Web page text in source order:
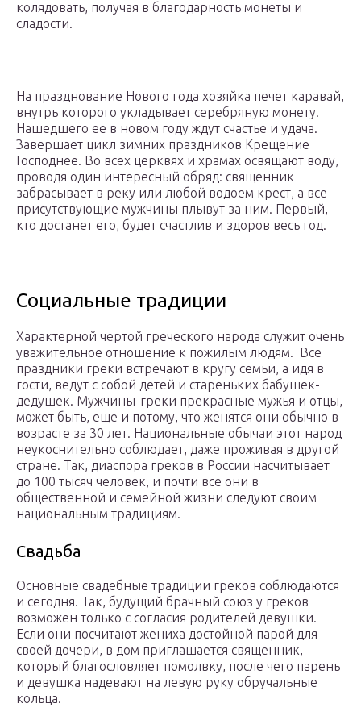
колядовать, получая в благодарность монеты и
сладости.
На празднование Нового года хозяйка печет каравай,
внутрь которого укладывает серебряную монету.
Нашедшего ее в новом году ждут счастье и удача.
Завершает цикл зимних праздников Крещение
Господнее. Во всех церквях и храмах освящают воду,
проводя один интересный обряд: священник
забрасывает в реку или любой водоем крест, а все
присутствующие мужчины плывут за ним. Первый,
кто достанет его, будет счастлив и здоров весь год.
Социальные традиции
Характерной чертой греческого народа служит очень
уважительное отношение к пожилым людям. Все
праздники греки встречают в кругу семьи, а идя в
гости, ведут с собой детей и стареньких бабушек-
дедушек. Мужчины-греки прекрасные мужья и отцы,
может быть, еще и потому, что женятся они обычно в
возрасте за 30 лет. Национальные обычаи этот народ
неукоснительно соблюдает, даже проживая в другой
стране. Так, диаспора греков в России насчитывает
до 100 тысяч человек, и почти все они в
общественной и семейной жизни следуют своим
национальным традициям.
Свадьба
Основные свадебные традиции греков соблюдаются
и сегодня. Так, будущий брачный союз у греков
возможен только с согласия родителей девушки.
Если они посчитают жениха достойной парой для
своей дочери, в дом приглашается священник,
который благословляет помолвку, после чего парень
и девушка надевают на левую руку обручальные
кольца.